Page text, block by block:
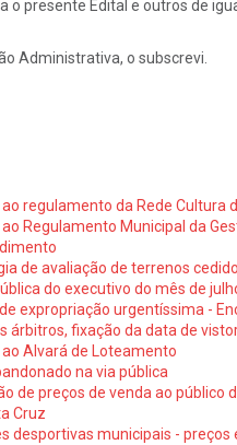
o presente Edital e outros de
Administrativa, o subscrevi.
regulamento da Rede Cultura
Regulamento Municipal da
de avaliação de terrenos
do executivo do mês de
expropriação urgentíssima -
árbitros, fixação da data de
Alvará de Loteamento
na via pública
de preços de venda ao público
Cruz
desportivas municipais -